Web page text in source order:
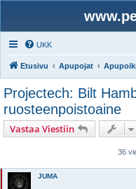
UKK
Etusivu Apupojat
Projectech: Bilt
ruosteenpoistoaine
Vastaa Viestiin
36
JUMA